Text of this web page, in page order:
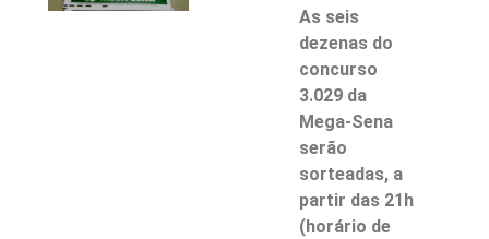
As seis
dezenas do
concurso
3.029 da
Mega-Sena
serão
sorteadas, a
partir das 21h
(horário de